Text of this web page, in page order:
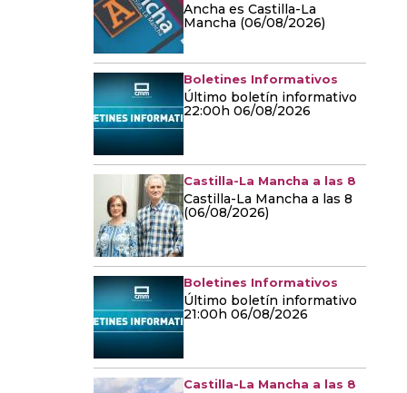
Ancha es Castilla-La
Mancha (06/08/2026)
Boletines Informativos
Último boletín informativo
22:00h 06/08/2026
Castilla-La Mancha a las 8
Castilla-La Mancha a las 8
(06/08/2026)
Boletines Informativos
Último boletín informativo
21:00h 06/08/2026
Castilla-La Mancha a las 8